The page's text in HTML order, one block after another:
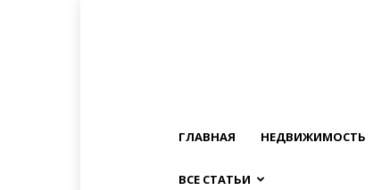
ГЛАВНАЯ НЕДВИЖИМОСТЬ
ВСЕ СТАТЬИ